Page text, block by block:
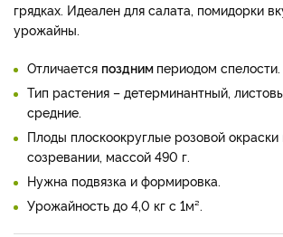
грядках. Идеален для салата, помидорки
урожайны.
Отличается поздним периодом спелости.
Тип растения – детерминантный,
средние.
Плоды плоскоокруглые розовой
созревании, массой 490 г.
Нужна подвязка и формировка.
Урожайность до 4,0 кг с 1м².